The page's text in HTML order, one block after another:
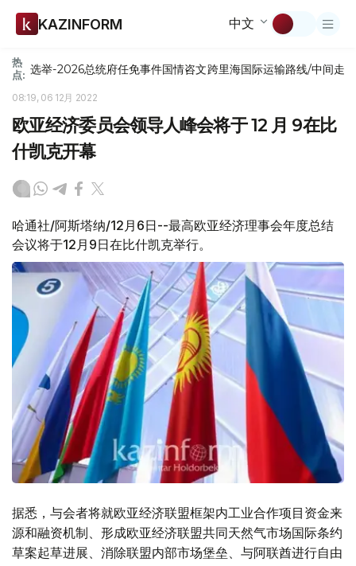
KAZINFORM 中文
热
点: 选举-2026总统府任免事件国情咨文跨里海国际运输路线/中间走廊
08:19, 06 12月 2022
欧亚经济委员会领导人峰会将于 12 月 9在比
什凯克开幕
哈通社/阿斯塔纳/12月6日--最高欧亚经济理事会年度总结
会议将于12月9日在比什凯克举行。
据悉，与会者将就欧亚经济联盟框架内工业合作项目资金来
源和融资机制、形成欧亚经济联盟共同天然气市场国际条约
草案起草进展、消除联盟内部市场堡垒、与阿联酋进行自由